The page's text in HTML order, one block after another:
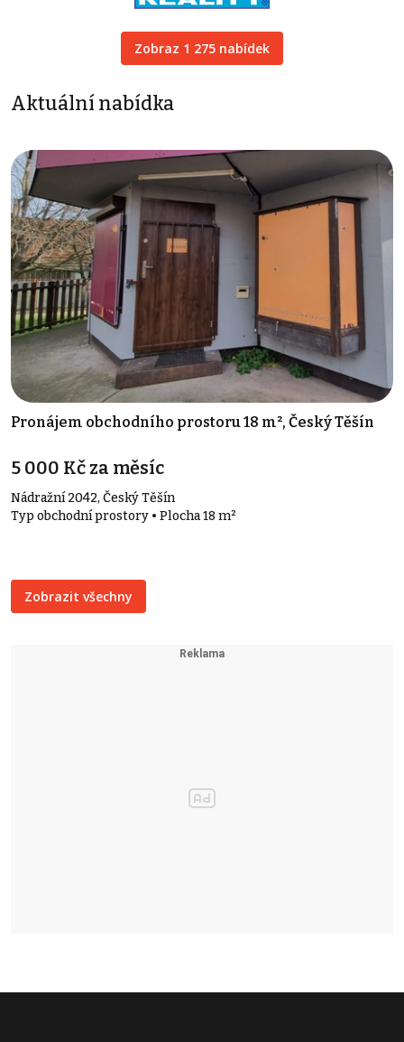
Zobraz 1 275 nabídek
Aktuální nabídka
Pronájem obchodního prostoru 18 m², Český Těšín
5 000 Kč za měsíc
Nádražní 2042, Český Těšín
Typ obchodní prostory • Plocha 18 m²
Zobrazit všechny